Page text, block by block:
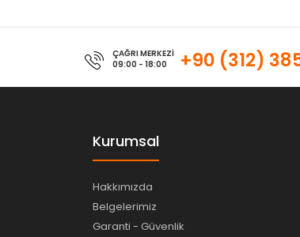
ÇAĞRI MERKEZİ
09:00 - 18:00
+90 (312)
Kurumsal
Hakkımızda
Belgelerimiz
Garanti - Güvenlik